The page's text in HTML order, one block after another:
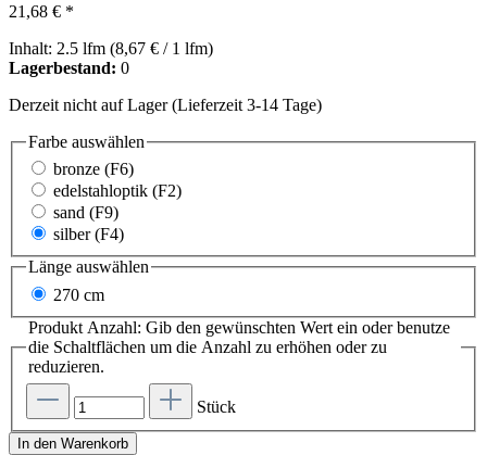
21,68 € *
Inhalt: 2.5 lfm (8,67 € / 1 lfm)
Lagerbestand: 0
Derzeit nicht auf Lager (Lieferzeit 3-14 Tage)
Farbe auswählen
bronze (F6)
edelstahloptik (F2)
sand (F9)
silber (F4)
Länge auswählen
270 cm
Produkt Anzahl: Gib den gewünschten Wert ein oder benutze
die Schaltflächen um die Anzahl zu erhöhen oder zu
reduzieren.
Stück
In den Warenkorb